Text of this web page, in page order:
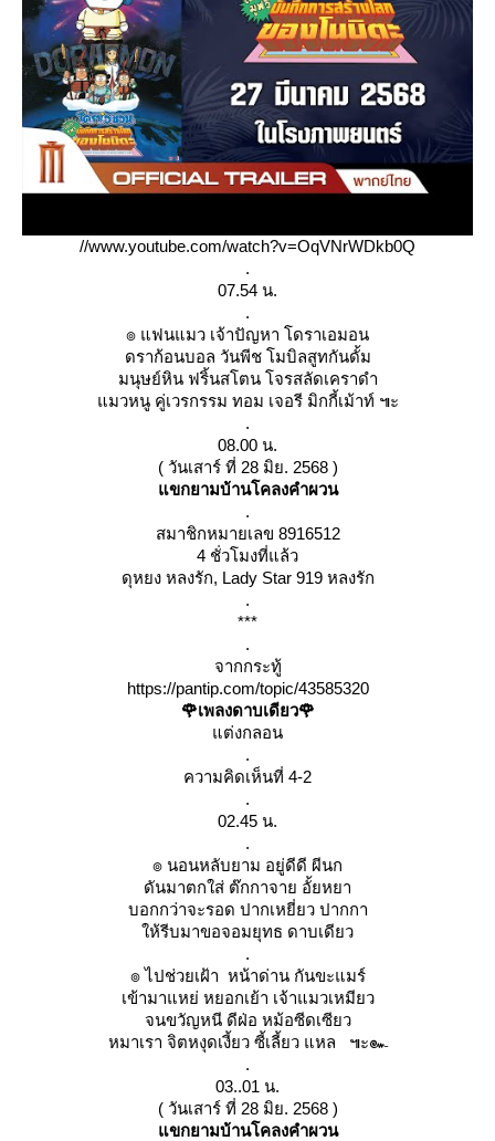
//www.youtube.com/watch?v=OqVNrWDkb0Q
.
07.54 น.
.
๏ แฟนแมว เจ้าปัญหา โดราเอมอน
ดราก้อนบอล วันพีช โมบิลสูทกันดั้ม
มนุษย์หิน ฟริ้นสโตน โจรสลัดเคราดำ
มวหนู คู่เวรกรรม ทอม เจอรี มิกกี้เม้าท์ ๚ะ
.
08.00 น.
( วันเสาร์ ที่ 28 มิย. 2568 )
ขกยามบ้านโคลงคำผวน
.
สมาชิกหมายเลข 8916512
4 ชั่วโมงที่แล้ว
ดุหยง หลงรัก, Lady Star 919 หลงรัก
.
***
.
จากกระทู้
https://pantip.com/topic/43585320
🌹เพลงดาบเดียว🌹
ต่งกลอน
.
ความคิดเห็นที่ 4-2
.
02.45 น.
.
๏ นอนหลับยาม อยู่ดีดี ผีนก
ดันมาตกใส่ ต๊กกาจาย อั้ยหยา
บอกกว่าจะรอด ปากเหยี่ยว ปากกา
ห้รีบมาขอจอมยุทธ ดาบเดียว
.
๏ ไปช่วยเฝ้า หน้าด่าน กันขะแมร์
เข้ามาแหย่ หยอกเย้า เจ้าแมวเหมียว
จนขวัญหนี ดีฝ่อ หม้อซีดเซียว
หมาเรา จิตหงุดเงี้ยว ซี้เลี้ยว แหล ๚ะ๛
.
03..01 น.
( วันเสาร์ ที่ 28 มิย. 2568 )
ขกยามบ้านโคลงคำผวน